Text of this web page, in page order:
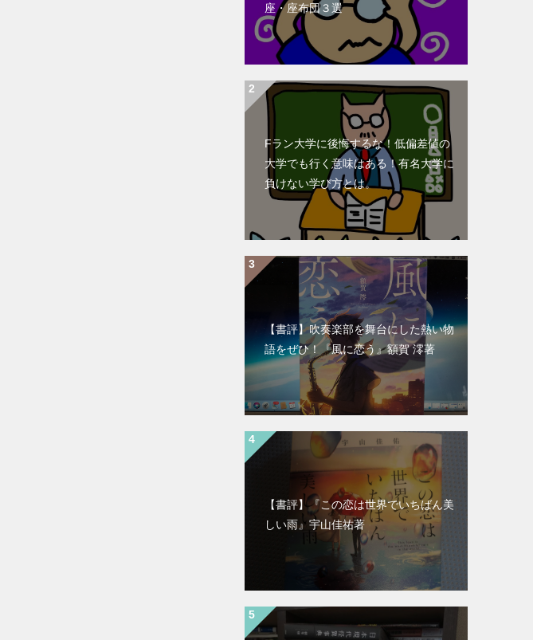
座・座布団３選
Fラン大学に後悔するな！低偏差値の
大学でも行く意味はある！有名大学に
負けない学び方とは。
【書評】吹奏楽部を舞台にした熱い物
語をぜひ！『風に恋う』額賀 澪著
【書評】『この恋は世界でいちばん美
しい雨』宇山佳祐著